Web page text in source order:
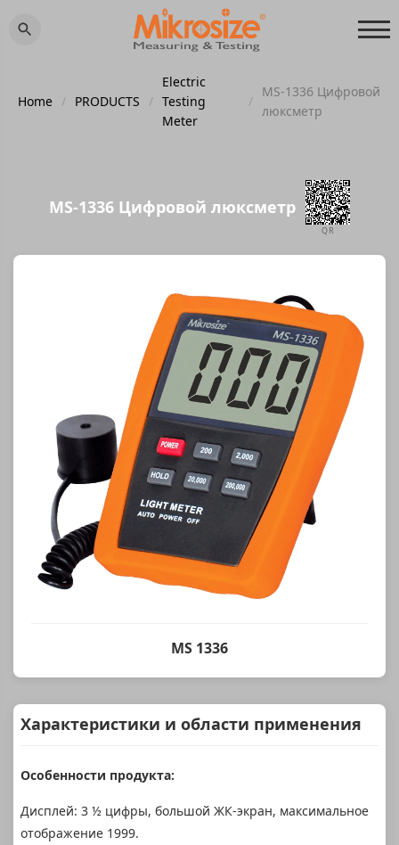
Home / PRODUCTS /
Electric
Testing
Meter
/
MS-1336 Цифровой
люксметр
MS-1336 Цифровой люксметр
QR
MS 1336
Характеристики и области применения
Особенности продукта:
Дисплей: 3 ½ цифры, большой ЖК-экран, максимальное
отображение 1999.